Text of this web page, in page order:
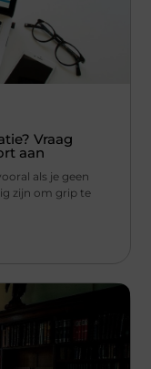
Vraag
aan
als je geen
zijn om grip te